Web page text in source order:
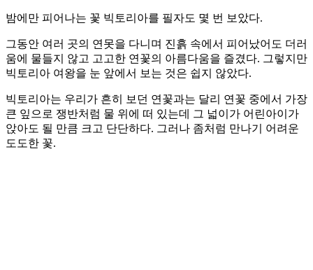
밤에만 피어나는 꽃 빅토리아를 필자도 몇 번 보았다.
그동안 여러 곳의 연못을 다니며 진흙 속에서 피어났어도 더러
움에 물들지 않고 고고한 연꽃의 아름다움을 즐겼다. 그렇지만
빅토리아 여왕을 눈 앞에서 보는 것은 쉽지 않았다.
빅토리아는 우리가 흔히 보던 연꽃과는 달리 연꽃 중에서 가장
큰 잎으로 쟁반처럼 물 위에 떠 있는데 그 넓이가 어린아이가
앉아도 될 만큼 크고 단단하다. 그러나 좀처럼 만나기 어려운
도도한 꽃.